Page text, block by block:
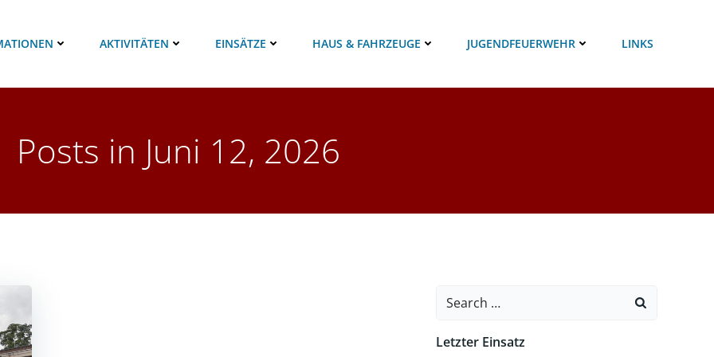
AKTIVITÄTEN EINSÄTZE HAUS & FAHRZEUGE JUGENDFEUERWEHR LINKS
Posts in Juni 12, 2026
Search
Letzter Einsatz